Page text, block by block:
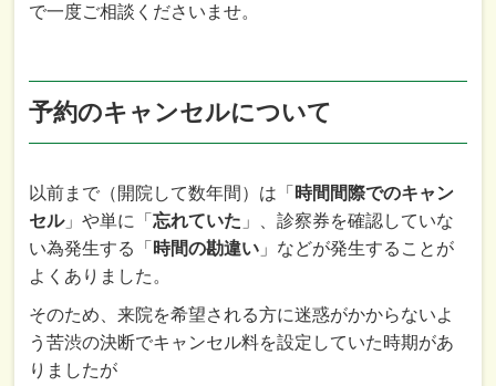
で一度ご相談くださいませ。
予約のキャンセルについて
以前まで（開院して数年間）は「 時間間際でのキャン
セル」や単に「忘れていた 」、診察券を確認していな
い為発生する「 時間の勘違い 」などが発生することが
よくありました。
そのため、来院を希望される方に迷惑がかからないよ
う苦渋の決断でキャンセル料を設定していた時期があ
りましたが